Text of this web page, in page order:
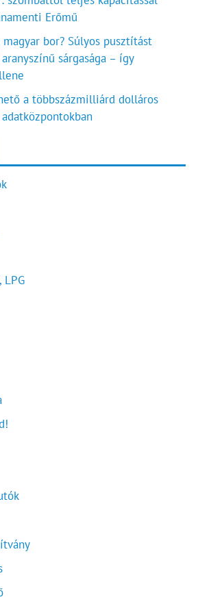
Erőmű
magyar bor? Súlyos pusztítást
sárgasága – így
a többszázmilliárd dolláros
LPG